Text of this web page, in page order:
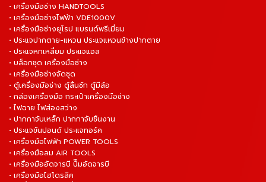
• เครื่องมือช่าง HANDTOOLS
• เครื่องมือช่างไฟฟ้า VDE1000V
• เครื่องมือช่างยุโรป แบรนด์พรีเมี่ยม
• ประแจปากตาย-แหวน ประแจแหวนข้างปากตาย
• ประแจหกเหลี่ยม ประแจแอล
• บล็อกชุด เครื่องมือช่าง
• เครื่องมือช่างจัดชุด
• ตู้เครื่องมือช่าง ตู้ลิ้นชัก ตู้มีล้อ
• กล่องเครื่องมือ กระเป๋าเครื่องมือช่าง
• ไฟฉาย ไฟส่องสว่าง
• ปากกาจับเหล็ก ปากกาจับชิ้นงาน
• ประแจขันปอนด์ ประแจทอร์ค
• เครื่องมือไฟฟ้า POWER TOOLS
• เครื่องมือลม AIR TOOLS
• เครื่องมืออัดจารบี ปั๊มอัดจารบี
• เครื่องมือไฮโดรลิค